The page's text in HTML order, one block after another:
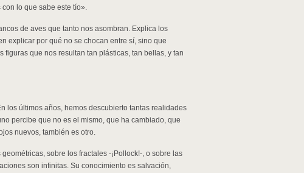
lo que sabe este tío».
de aves que tanto nos asombran. Explica los
explicar por qué no se chocan entre sí, sino que
que nos resultan tan plásticas, tan bellas, y tan
los últimos años, hemos descubierto tantas realidades
percibe que no es el mismo, que ha cambiado, que
nuevos, también es otro.
sobre los fractales -¡Pollock!-, o sobre las
son infinitas. Su conocimiento es salvación,